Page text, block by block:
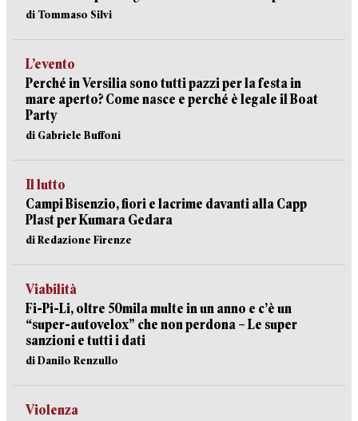
di Tommaso Silvi
L’evento
Perché in Versilia sono tutti pazzi per la festa in
mare aperto? Come nasce e perché è legale il Boat
Party
di Gabriele Buffoni
Il lutto
Campi Bisenzio, fiori e lacrime davanti alla Capp
Plast per Kumara Gedara
di Redazione Firenze
Viabilità
Fi-Pi-Li, oltre 50mila multe in un anno e c’è un
“super-autovelox” che non perdona – Le super
sanzioni e tutti i dati
di Danilo Renzullo
Violenza